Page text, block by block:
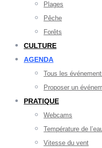
Plages
Pêche
Forêts
CULTURE
AGENDA
Tous les
Proposer un
PRATIQUE
Webcams
Température de
Vitesse du vent